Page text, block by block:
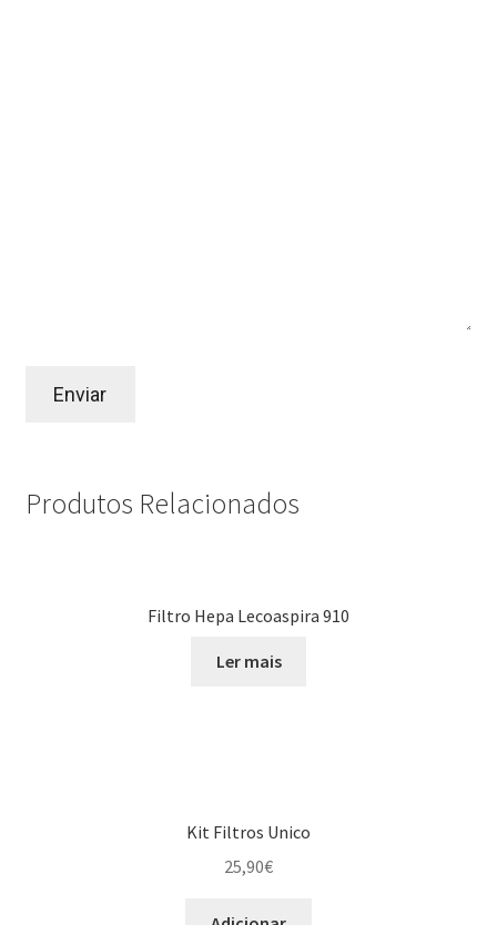
Produtos Relacionados
Filtro Hepa Lecoaspira 910
Ler mais
Kit Filtros Unico
25,90€